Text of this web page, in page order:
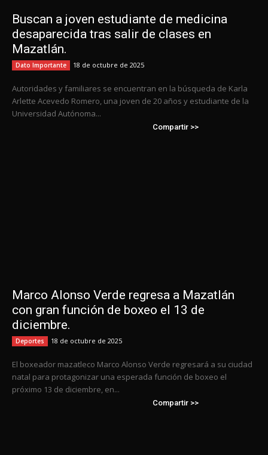
Buscan a joven estudiante de medicina
desaparecida tras salir de clases en
Mazatlán.
Dato Importante 18 de octubre de 2025
Autoridades y familiares se encuentran en la búsqueda de Karla
Arlette Acevedo Romero, una joven de 20 años y estudiante de la
Universidad Autónoma...
Compartir >>
Marco Alonso Verde regresa a Mazatlán
con gran función de boxeo el 13 de
diciembre.
Deportes 18 de octubre de 2025
El boxeador mazatleco Marco Alonso Verde regresará a su ciudad
natal para protagonizar una esperada función de boxeo el
próximo 13 de diciembre, en...
Compartir >>